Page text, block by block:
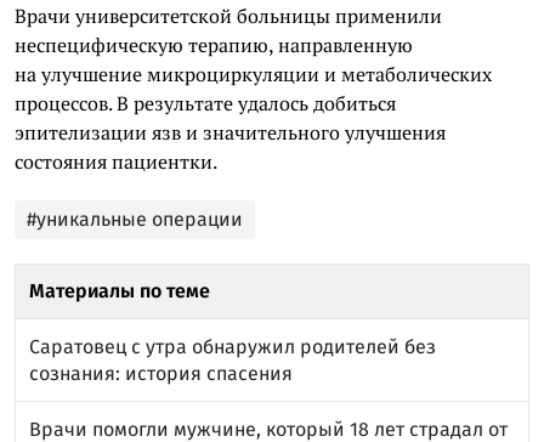
Врачи университетской больницы применили
неспецифическую терапию, направленную
на улучшение микроциркуляции и метаболических
процессов. В результате удалось добиться
эпителизации язв и значительного улучшения
состояния пациентки.
#уникальные операции
Материалы по теме
Саратовец с утра обнаружил родителей без
сознания: история спасения
Врачи помогли мужчине, который 18 лет страдал от